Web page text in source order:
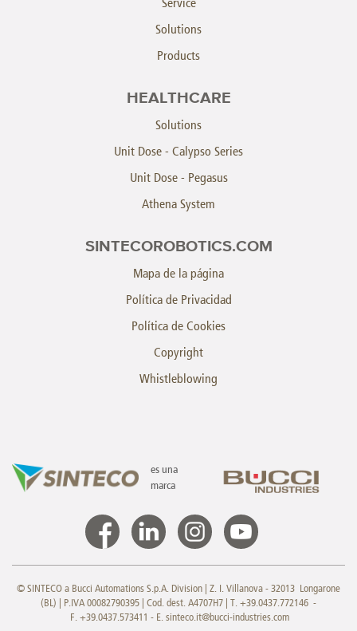
Service
Solutions
Products
HEALTHCARE
Solutions
Unit Dose - Calypso Series
Unit Dose - Pegasus
Athena System
SINTECOROBOTICS.COM
Mapa de la página
Política de Privacidad
Política de Cookies
Copyright
Whistleblowing
es una
marca
© SINTECO a Bucci Automations S.p.A. Division | Z. I. Villanova - 32013 Longarone
(BL) | P.IVA 00082790395 | Cod. dest. A4707H7 | T. +39.0437.772146 -
F. +39.0437.573411 - E. sinteco.it@bucci-industries.com